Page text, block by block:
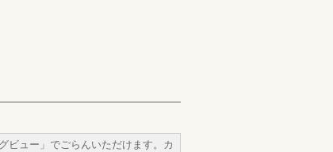
ビュー」でごらんいただけます。カ